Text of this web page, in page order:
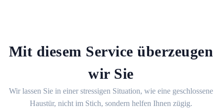
Mit diesem Service überzeugen
wir Sie
Wir lassen Sie in einer stressigen Situation, wie eine geschlossene
Haustür, nicht im Stich, sondern helfen Ihnen zügig.